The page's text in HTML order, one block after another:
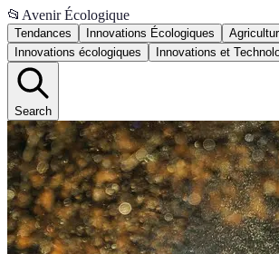
📂 Avenir Écologique
Tendances Innovations Écologiques
Innovations écologiques
Innovations et
Search